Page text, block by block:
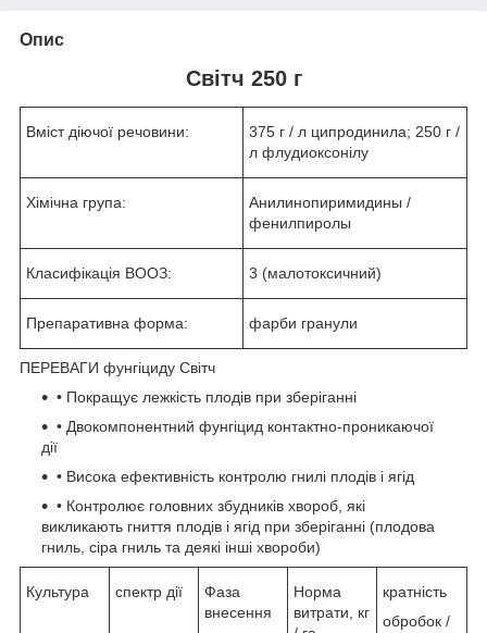
Опис
Світч 250 г
Вміст діючої речовини:
375 г / л ципродинила; 250 г /
л флудиоксонілу
Хімічна група:
Анилинопиримидины /
фенилпиролы
Класифікація ВООЗ: 3 (малотоксичний)
Препаративна форма: фарби гранули
ПЕРЕВАГИ фунгіциду Світч
• Покращує лежкість плодів при зберіганні
• Двокомпонентний фунгіцид контактно-проникаючої
дії
• Висока ефективність контролю гнилі плодів і ягід
• Контролює головних збудників хвороб, які
викликають гниття плодів і ягід при зберіганні (плодова
гниль, сіра гниль та деякі інші хвороби)
Культура спектр дії
Фаза
внесення
Норма
витрати, кг
кратність
обробок /